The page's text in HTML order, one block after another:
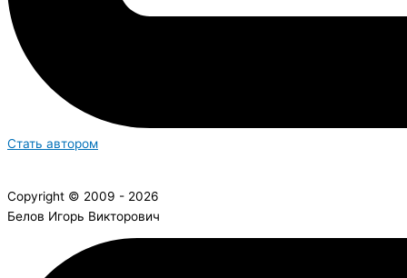
Стать автором
Copyright © 2009 - 2026
Белов Игорь Викторович